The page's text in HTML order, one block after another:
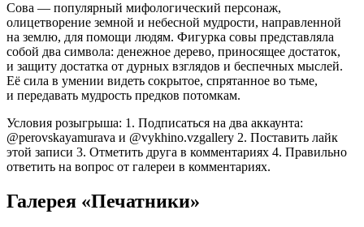
Сова — популярный мифологический персонаж,
олицетворение земной и небесной мудрости, направленной
на землю, для помощи людям. Фигурка совы представляла
собой два символа: денежное дерево, приносящее достаток,
и защиту достатка от дурных взглядов и беспечных мыслей.
Её сила в умении видеть сокрытое, спрятанное во тьме,
и передавать мудрость предков потомкам.
Условия розыгрыша: 1. Подписаться на два аккаунта:
@perovskayamurava и @vykhino.vzgallery 2. Поставить лайк
этой записи 3. Отметить друга в комментариях 4. Правильно
ответить на вопрос от галереи в комментариях.
Галерея «Печатники»